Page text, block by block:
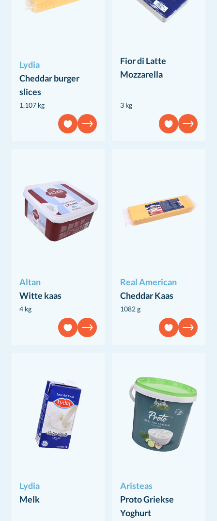
Lydia
Cheddar burger
slices
1,107 kg
Fior di Latte
Mozzarella
3 kg
Altan
Witte kaas
4 kg
Real American
Cheddar Kaas
1082 g
Lydia
Melk
Aristeas
Proto Griekse
Yoghurt